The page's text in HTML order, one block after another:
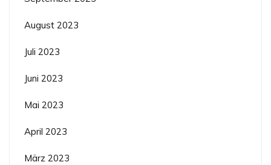
August 2023
Juli 2023
Juni 2023
Mai 2023
April 2023
März 2023